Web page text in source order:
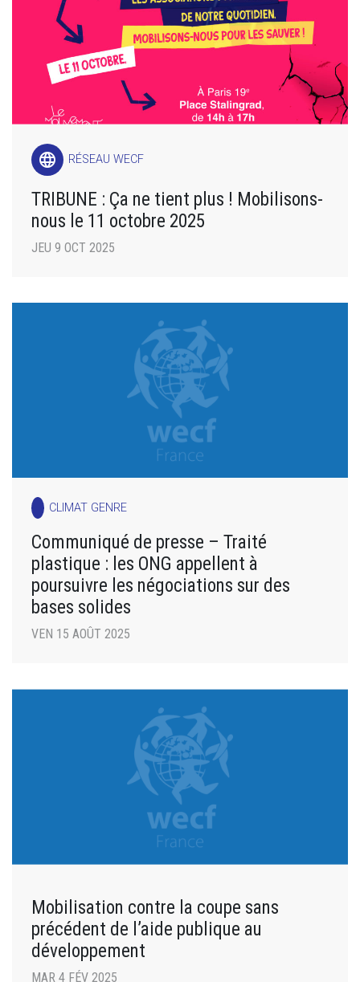
language RÉSEAU WECF
TRIBUNE : Ça ne tient plus ! Mobilisons-
nous le 11 octobre 2025
JEU 9 OCT 2025
CLIMAT GENRE
Communiqué de presse – Traité
plastique : les ONG appellent à
poursuivre les négociations sur des
bases solides
VEN 15 AOÛT 2025
Mobilisation contre la coupe sans
précédent de l’aide publique au
développement
MAR 4 FÉV 2025